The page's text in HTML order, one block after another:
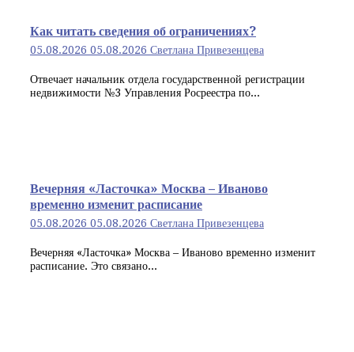
Как читать сведения об ограничениях?
05.08.2026 05.08.2026 Светлана Привезенцева
Отвечает начальник отдела государственной регистрации
недвижимости №3 Управления Росреестра по...
Вечерняя «Ласточка» Москва – Иваново
временно изменит расписание
05.08.2026 05.08.2026 Светлана Привезенцева
Вечерняя «Ласточка» Москва – Иваново временно изменит
расписание. Это связано...